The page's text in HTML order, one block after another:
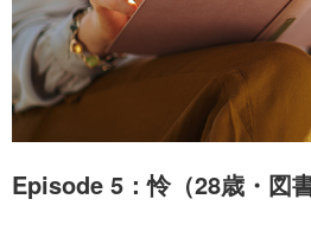
Episode 5：怜（28歳・図